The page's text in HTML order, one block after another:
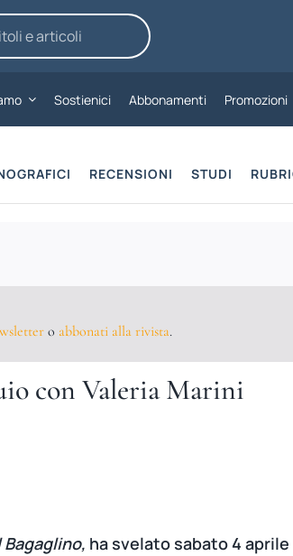
Sostienici Abbonamenti Promozioni
RECENSIONI STUDI
o abbonati alla rivista.
con Valeria Marini
Bagaglino, ha svelato sabato 4